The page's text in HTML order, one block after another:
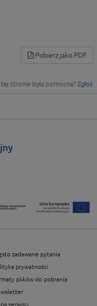
Pobierz jako PDF
tej stronie była pomocna? Zgłoś
zadawane pytania
prywatności
plików do pobrania
serwisu